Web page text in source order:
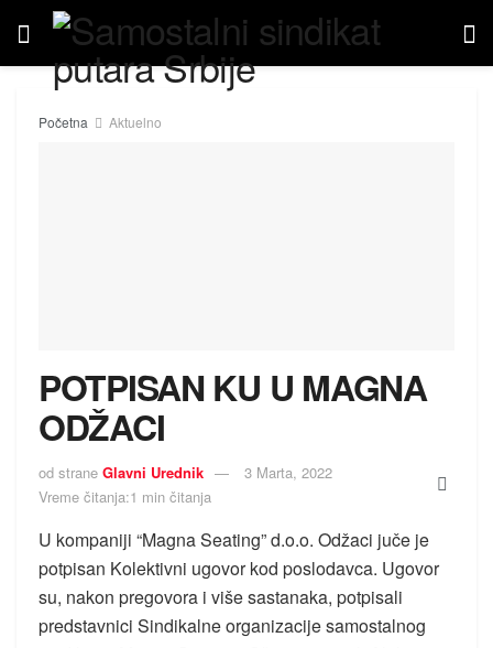
Početna Aktuelno
POTPISAN KU U MAGNA
ODŽACI
od strane Glavni Urednik
3 Marta, 2022
Vreme čitanja:1 min čitanja
U kompaniji “Magna Seating” d.o.o. Odžaci juče je
potpisan Kolektivni ugovor kod poslodavca. Ugovor
su, nakon pregovora i više sastanaka, potpisali
predstavnici Sindikalne organizacije samostalnog